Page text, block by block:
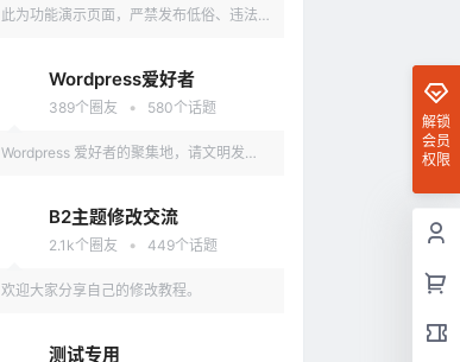
此为功能演示页面，严禁发布低俗、违法、
Wordpress爱好者
389个圈友 • 580个话题
Wordpress 爱好者的聚集地，请文明发
B2主题修改交流
2.1k个圈友 • 449个话题
欢迎大家分享自己的修改教程。
测试专用
解锁
会员
权限